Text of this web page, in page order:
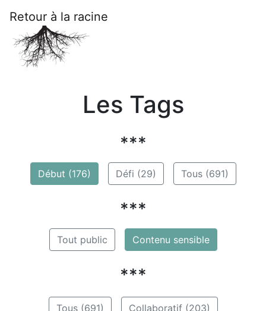
Retour à la racine
Les Tags
***
Début (176) Défi (29) Tous (691)
***
Tout public Contenu sensible
***
Tous (691) Collaboratif (203)